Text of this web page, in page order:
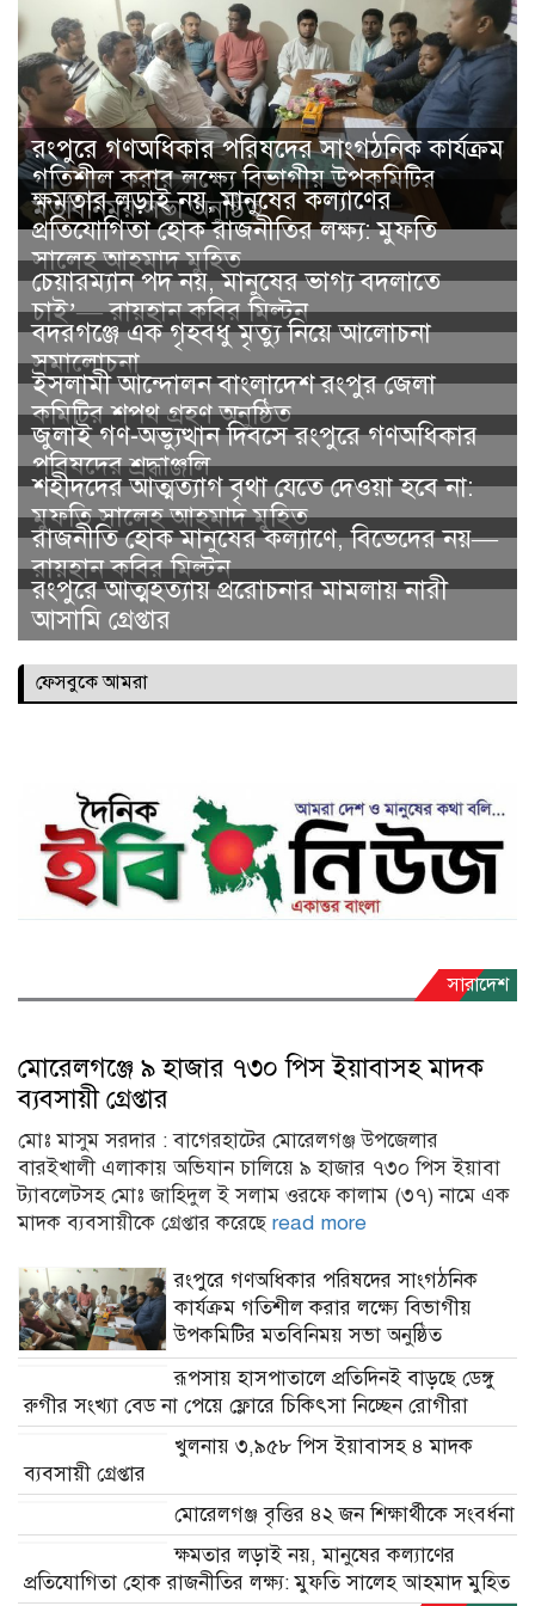
সালেহ আহমাদ মুহিত
চেয়ারম্যান পদ নয়, মানুষের ভাগ্য বদলাতে
চাই’— রায়হান কবির মিল্টন
বদরগঞ্জে এক গৃহবধু মৃত্যু নিয়ে আলোচনা
সমালোচনা
ইসলামী আন্দোলন বাংলাদেশ রংপুর জেলা
কমিটির শপথ গ্রহণ অনুষ্ঠিত
‎জুলাই গণ-অভ্যুত্থান দিবসে রংপুরে গণঅধিকার
পরিষদের শ্রদ্ধাঞ্জলি ‎
‎শহীদদের আত্মত্যাগ বৃথা যেতে দেওয়া হবে না:
মুফতি সালেহ আহমাদ মুহিত ‎
রাজনীতি হোক মানুষের কল্যাণে, বিভেদের নয়—
রায়হান কবির মিল্টন
রংপুরে আত্মহত্যায় প্ররোচনার মামলায় নারী
আসামি গ্রেপ্তার ‎
ফেসবুকে আমরা
মোরেলগঞ্জে ৯ হাজার ৭৩০ পিস ইয়াবাসহ মাদক
ব্যবসায়ী গ্রেপ্তার
মোঃ মাসুম সরদার : বাগেরহাটের মোরেলগঞ্জ উপজেলার
বারইখালী এলাকায় অভিযান চালিয়ে ৯ হাজার ৭৩০ পিস ইয়াবা
কার্যক্রম গতিশীল করার লক্ষ্যে বিভাগীয়
উপকমিটির মতবিনিময় সভা অনুষ্ঠিত
রূপসায় হাসপাতালে প্রতিদিনই বাড়ছে ডেঙ্গু
রুগীর সংখ্যা বেড না পেয়ে ফ্লোরে চিকিৎসা নিচ্ছেন রোগীরা
খুলনায় ৩,৯৫৮ পিস ইয়াবাসহ ৪ মাদক
ব্যবসায়ী গ্রেপ্তার
মোরেলগঞ্জ বৃত্তির ৪২ জন শিক্ষার্থীকে সংবর্ধনা
ক্ষমতার লড়াই নয়, মানুষের কল্যাণের
প্রতিযোগিতা হোক রাজনীতির লক্ষ্য: মুফতি সালেহ আহমাদ মুহিত
আন্তর্জাতিক
মোরেলগঞ্জে দুর্নীতিবিরোধী প্রতিযোগিতার পুরস্কার
বিতরণ অনুষ্ঠিত
কলি আক্তার,দৈনিক ইবি নিউজ : ‘দুর্নীতির বিরুদ্ধে শিক্ষার্থীদের
মাঝে গণসচেতনতা সৃষ্টির লক্ষ্যে দুর্নীতি দমন কমিশনের উদ্যোগে
বাগেরহাটের মোরেলগঞ্জ দুর্নীতিবিরোধী রচনা, চিত্রাঙ্কন, দেয়ালিকা